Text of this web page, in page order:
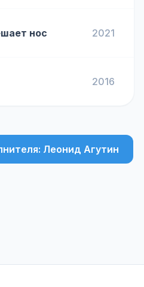
нос 2021
2016
Леонид Агутин